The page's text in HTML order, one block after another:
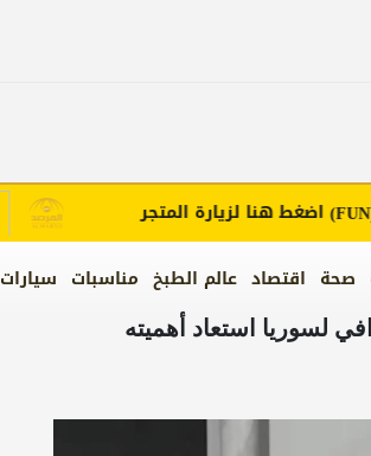
صحة اقتصاد عالم الطبخ مناسبات سيارات
اضغط هنا لزيارة المتجر
لسوريا استعاد أهميته